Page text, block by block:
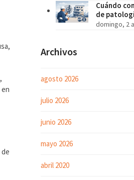
Cuándo
de
domingo, 2
Archivos
agosto 2026
julio 2026
junio 2026
mayo 2026
abril 2020